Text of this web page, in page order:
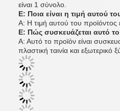
είναι 1 σύνολο.
Ε: Ποια είναι η τιμή αυτού
Α: Η τιμή αυτού του προϊόντος
Ε: Πώς συσκευάζεται αυτό
Α: Αυτό το προϊόν είναι
πλαστική ταινία και εξωτερικό